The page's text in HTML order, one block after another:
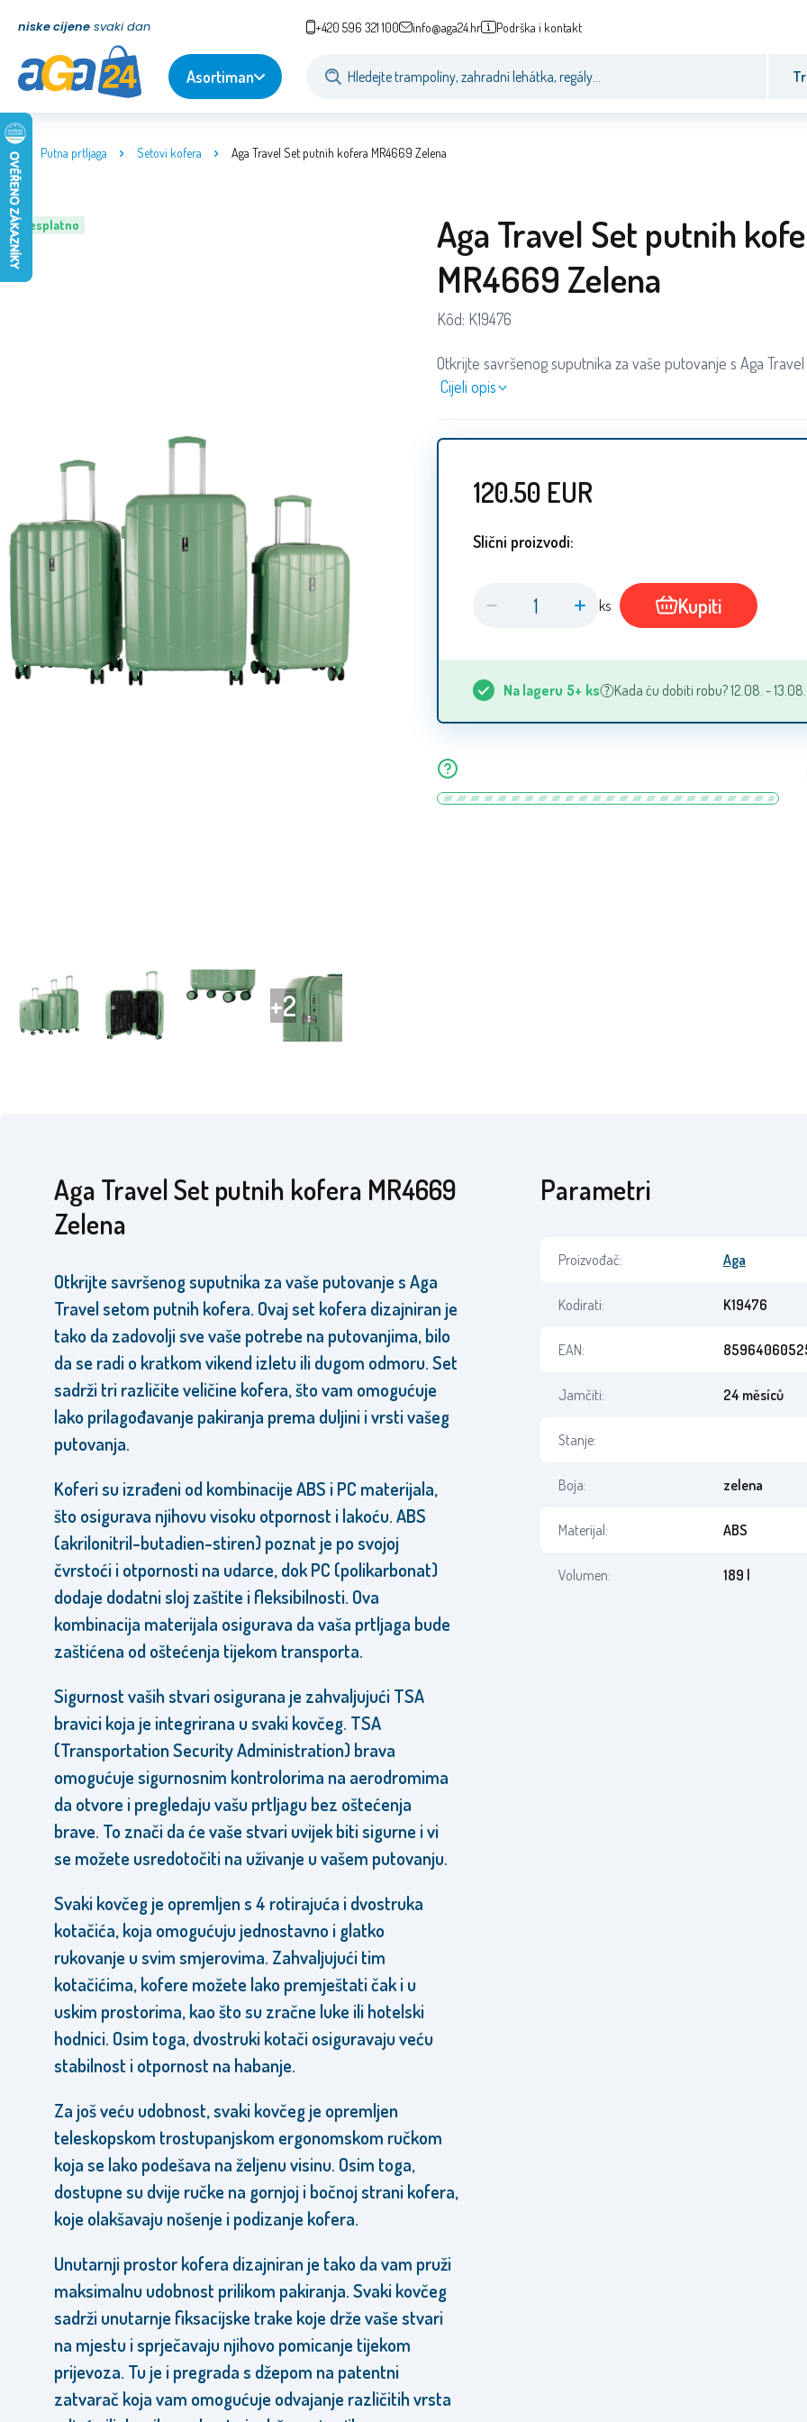
niske cijene svaki dan +420 596 321 100 info@aga24.hr Podrška i kontakt
Asortiman
Putna prtljaga Setovi kofera Aga Travel Set putnih kofera MR4669 Zelena
Besplatno
Aga Travel Set putnih
MR4669 Zelena
Kôd: K19476
Otkrijte savršenog suputnika za vaše putovanje s Aga
Cijeli opis
120.50 EUR
Slični proizvodi:
ks Kupiti
Na lageru 5+ ks Kada ću dobiti robu? 12.08. - 13.08.
Aga Travel Set putnih kofera MR4669
Zelena
Otkrijte savršenog suputnika za vaše putovanje s Aga
Travel setom putnih kofera. Ovaj set kofera dizajniran je
tako da zadovolji sve vaše potrebe na putovanjima, bilo
da se radi o kratkom vikend izletu ili dugom odmoru. Set
sadrži tri različite veličine kofera, što vam omogućuje
lako prilagođavanje pakiranja prema duljini i vrsti vašeg
putovanja.
Koferi su izrađeni od kombinacije ABS i PC materijala,
što osigurava njihovu visoku otpornost i lakoću. ABS
(akrilonitril-butadien-stiren) poznat je po svojoj
čvrstoći i otpornosti na udarce, dok PC (polikarbonat)
dodaje dodatni sloj zaštite i fleksibilnosti. Ova
kombinacija materijala osigurava da vaša prtljaga bude
zaštićena od oštećenja tijekom transporta.
Sigurnost vaših stvari osigurana je zahvaljujući TSA
bravici koja je integrirana u svaki kovčeg. TSA
(Transportation Security Administration) brava
omogućuje sigurnosnim kontrolorima na aerodromima
da otvore i pregledaju vašu prtljagu bez oštećenja
brave. To znači da će vaše stvari uvijek biti sigurne i vi
se možete usredotočiti na uživanje u vašem putovanju.
Svaki kovčeg je opremljen s 4 rotirajuća i dvostruka
kotačića, koja omogućuju jednostavno i glatko
rukovanje u svim smjerovima. Zahvaljujući tim
kotačićima, kofere možete lako premještati čak i u
uskim prostorima, kao što su zračne luke ili hotelski
hodnici. Osim toga, dvostruki kotači osiguravaju veću
stabilnost i otpornost na habanje.
Za još veću udobnost, svaki kovčeg je opremljen
teleskopskom trostupanjskom ergonomskom ručkom
koja se lako podešava na željenu visinu. Osim toga,
dostupne su dvije ručke na gornjoj i bočnoj strani kofera,
koje olakšavaju nošenje i podizanje kofera.
Unutarnji prostor kofera dizajniran je tako da vam pruži
maksimalnu udobnost prilikom pakiranja. Svaki kovčeg
sadrži unutarnje fiksacijske trake koje drže vaše stvari
na mjestu i sprječavaju njihovo pomicanje tijekom
prijevoza. Tu je i pregrada s džepom na patentni
zatvarač koja vam omogućuje odvajanje različitih vrsta
Parametri
Proizvođač: Aga
Kodirati: K19476
EAN:
Jamčiti: 24 měsíců
Stanje:
Boja: zelena
Materijal: ABS
Volumen: 189 l